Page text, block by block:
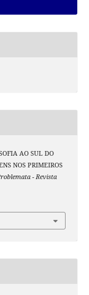
AO SUL DO
NOS PRIMEIROS
- Revista